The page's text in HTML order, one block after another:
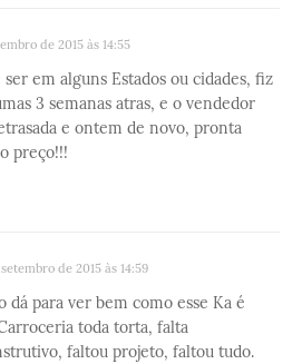
de 2015 às 14:55
em alguns Estados ou cidades, fiz
3 semanas atras, e o vendedor
e ontem de novo, pronta
preço!!!
de 2015 às 14:59
dá para ver bem como esse Ka é
toda torta, falta
faltou projeto, faltou tudo.